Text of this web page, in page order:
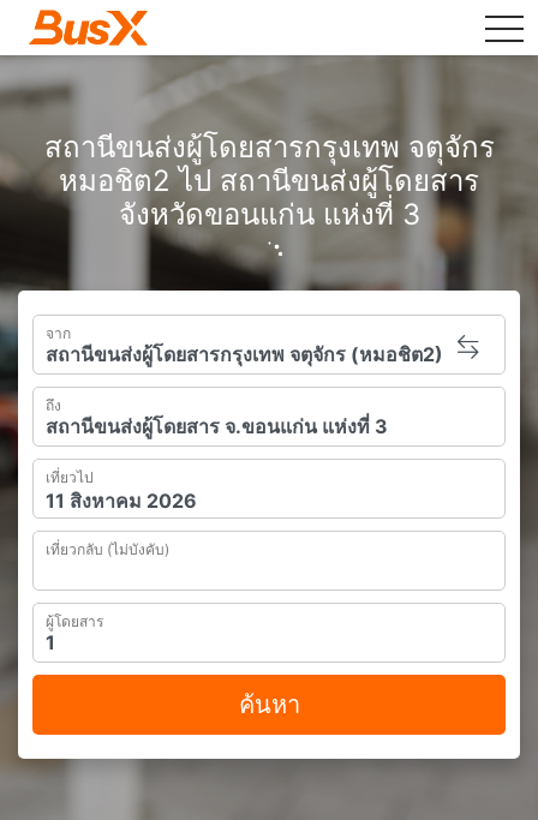
สถานีขนส่งผู้โดยสารกรุงเทพ จตุจักร
หมอชิต2 ไป สถานีขนส่งผู้โดยสาร
จังหวัดขอนแก่น แห่งที่ 3
จาก
ถึง
เที่ยวไป
เที่ยวกลับ (ไม่บังคับ)
ผู้โดยสาร
ค้นหา